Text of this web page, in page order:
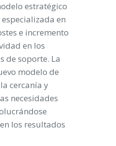
estratégico
en
e incremento
en los
de soporte. La
modelo de
cercanía y
necesidades
los resultados